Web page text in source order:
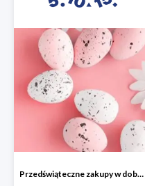
Przedświąteczne zakupy w dobrym stylu -50%